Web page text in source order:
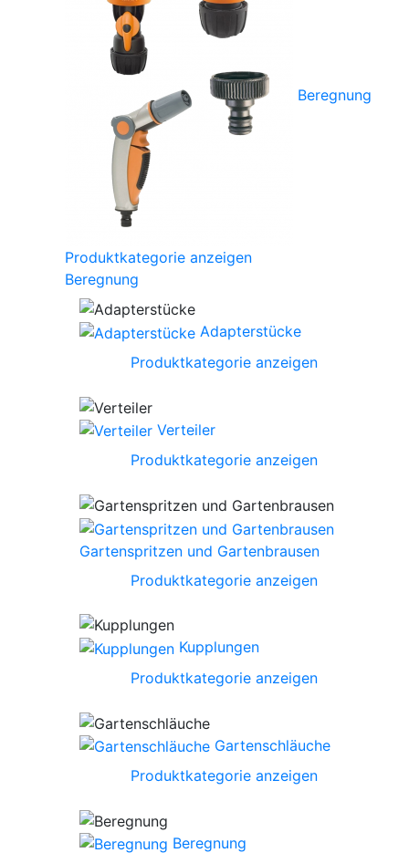
Beregnung
Produktkategorie anzeigen
Beregnung
Adapterstücke
Produktkategorie anzeigen
Verteiler
Produktkategorie anzeigen
Gartenspritzen und Gartenbrausen
Produktkategorie anzeigen
Kupplungen
Produktkategorie anzeigen
Gartenschläuche
Produktkategorie anzeigen
Beregnung